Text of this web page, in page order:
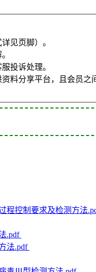
见页脚）。
投诉处理。
分享平台，且会员
程控制要求及检测方法
.pdf
法.pdf